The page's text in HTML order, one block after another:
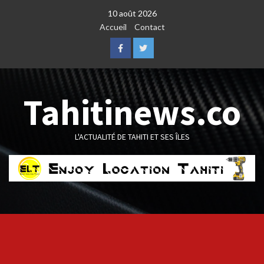
10 août 2026
Accueil
Contact
FacebookTwitter
Tahitinews.co
L'ACTUALITÉ DE TAHITI ET SES ÎLES